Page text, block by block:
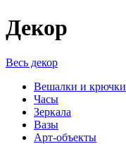
Декор
Весь декор
Вешалки и крючки
Часы
Зеркала
Вазы
Арт-объекты